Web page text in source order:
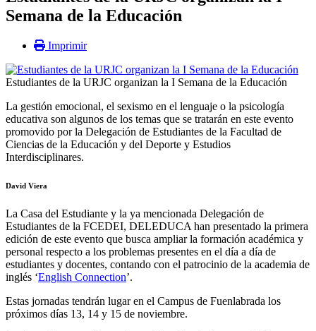
Semana de la Educación
Imprimir
Estudiantes de la URJC organizan la I Semana de la Educación
La gestión emocional, el sexismo en el lenguaje o la psicología
educativa son algunos de los temas que se tratarán en este evento
promovido por la Delegación de Estudiantes de la Facultad de
Ciencias de la Educación y del Deporte y Estudios
Interdisciplinares.
David Viera
La Casa del Estudiante y la ya mencionada Delegación de
Estudiantes de la FCEDEI, DELEDUCA han presentado la primera
edición de este evento que busca ampliar la formación académica y
personal respecto a los problemas presentes en el día a día de
estudiantes y docentes, contando con el patrocinio de la academia de
inglés ‘English Connection’.
Estas jornadas tendrán lugar en el Campus de Fuenlabrada los
próximos días 13, 14 y 15 de noviembre.